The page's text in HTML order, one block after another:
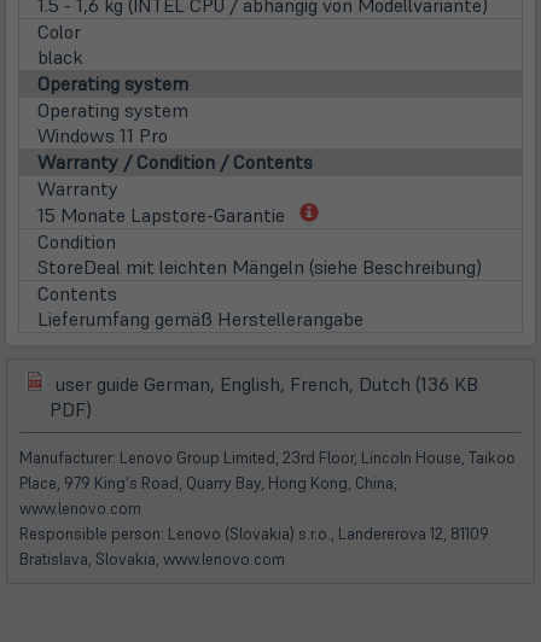
Color
black
Operating system
Operating system
Windows 11 Pro
Warranty / Condition / Contents
Warranty
15 Monate Lapstore-Garantie
(öffnet
neuem
Condition
StoreDeal mit leichten Mängeln (siehe Beschreibung)
Contents
Lieferumfang gemäß Herstellerangabe
(öffnet
in
neuem
Tab)
user guide German, English, French, Dutch (136 KB
PDF)
in
neuem
Tab)
Manufacturer: Lenovo Group Limited, 23rd Floor, Lincoln House, Taikoo
Place, 979 King's Road, Quarry Bay, Hong Kong, China,
www.lenovo.com
Responsible person: Lenovo (Slovakia) s.r.o., Landererova 12, 81109
Bratislava, Slovakia, www.lenovo.com